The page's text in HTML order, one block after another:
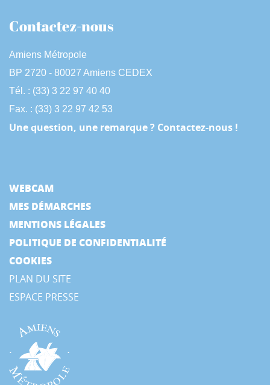
Contactez-nous
Amiens Métropole
BP 2720 - 80027 Amiens CEDEX
Tél. : (33) 3 22 97 40 40
Fax. : (33) 3 22 97 42 53
Une question, une remarque ? Contactez-nous !
WEBCAM
MES DÉMARCHES
MENTIONS LÉGALES
POLITIQUE DE CONFIDENTIALITÉ
COOKIES
PLAN DU SITE
ESPACE PRESSE